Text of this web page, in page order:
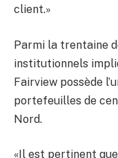
client.»
Parmi la trentaine
institutionnels
Fairview possède
portefeuilles de
Nord.
«Il est pertinent